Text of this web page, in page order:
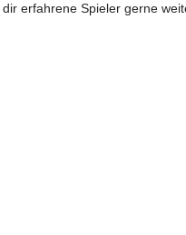
erfahrene Spieler gerne